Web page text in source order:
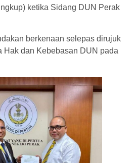
ketika Sidang DUN Perak
berkenaan selepas dirujuk
Hak dan Kebebasan DUN pada